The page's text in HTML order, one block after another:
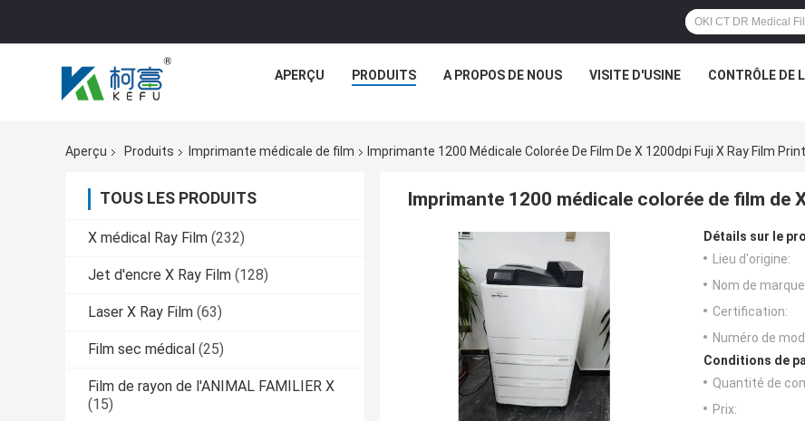
APERÇU PRODUITS A PROPOS DE NOUS VISITE D'USINE CONTRÔLE DE
Aperçu Produits Imprimante médicale de film Imprimante 1200 Médicale Colorée De Film De X 1200dpi Fuji X Ray Film
TOUS LES PRODUITS
X médical Ray Film (232)
Jet d'encre X Ray Film (128)
Laser X Ray Film (63)
Film sec médical (25)
Film de rayon de l'ANIMAL FAMILIER X
(15)
Imprimante 1200 médicale colorée de film de
Détails sur le
Lieu d'origine:
Nom de
Certification:
Numéro de
Conditions de
Quantité de
Prix: